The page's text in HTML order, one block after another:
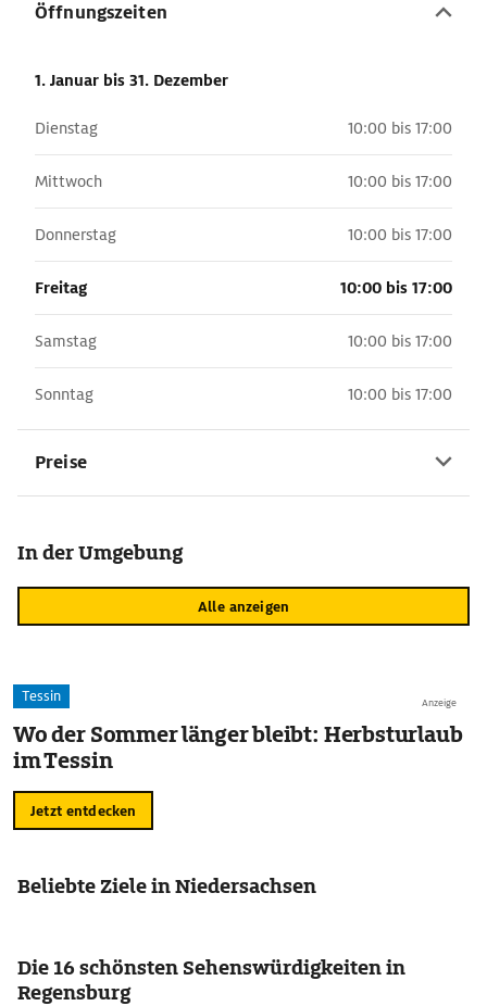
Öffnungszeiten
1. Januar bis 31. Dezember
Dienstag 10:00 bis 17:00
Mittwoch 10:00 bis 17:00
Donnerstag 10:00 bis 17:00
Freitag 10:00 bis 17:00
Samstag 10:00 bis 17:00
Sonntag 10:00 bis 17:00
Preise
In der Umgebung
Alle anzeigen
Anzeige
Tessin
Wo der Sommer länger bleibt: Herbsturlaub
im Tessin
Jetzt entdecken
Beliebte Ziele in Niedersachsen
Die 16 schönsten Sehenswürdigkeiten in
Regensburg